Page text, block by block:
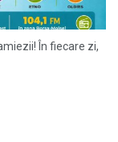
În fiecare zi,